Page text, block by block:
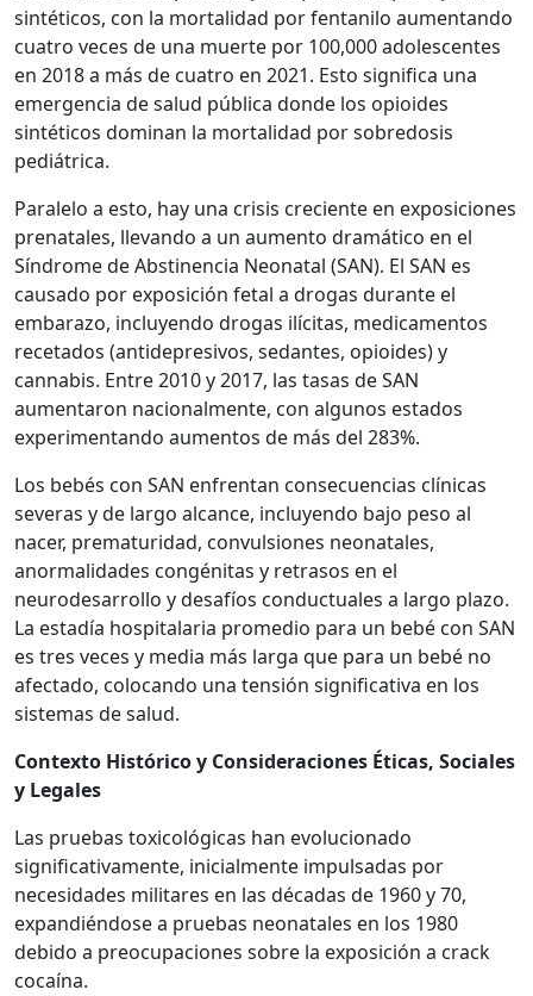
sintéticos, con la mortalidad por fentanilo aumentando
cuatro veces de una muerte por 100,000 adolescentes
en 2018 a más de cuatro en 2021. Esto significa una
emergencia de salud pública donde los opioides
sintéticos dominan la mortalidad por sobredosis
pediátrica.
Paralelo a esto, hay una crisis creciente en exposiciones
prenatales, llevando a un aumento dramático en el
Síndrome de Abstinencia Neonatal (SAN). El SAN es
causado por exposición fetal a drogas durante el
embarazo, incluyendo drogas ilícitas, medicamentos
recetados (antidepresivos, sedantes, opioides) y
cannabis. Entre 2010 y 2017, las tasas de SAN
aumentaron nacionalmente, con algunos estados
experimentando aumentos de más del 283%.
Los bebés con SAN enfrentan consecuencias clínicas
severas y de largo alcance, incluyendo bajo peso al
nacer, prematuridad, convulsiones neonatales,
anormalidades congénitas y retrasos en el
neurodesarrollo y desafíos conductuales a largo plazo.
La estadía hospitalaria promedio para un bebé con SAN
es tres veces y media más larga que para un bebé no
afectado, colocando una tensión significativa en los
sistemas de salud.
Contexto Histórico y Consideraciones Éticas, Sociales
y Legales
Las pruebas toxicológicas han evolucionado
significativamente, inicialmente impulsadas por
necesidades militares en las décadas de 1960 y 70,
expandiéndose a pruebas neonatales en los 1980
debido a preocupaciones sobre la exposición a crack
cocaína.